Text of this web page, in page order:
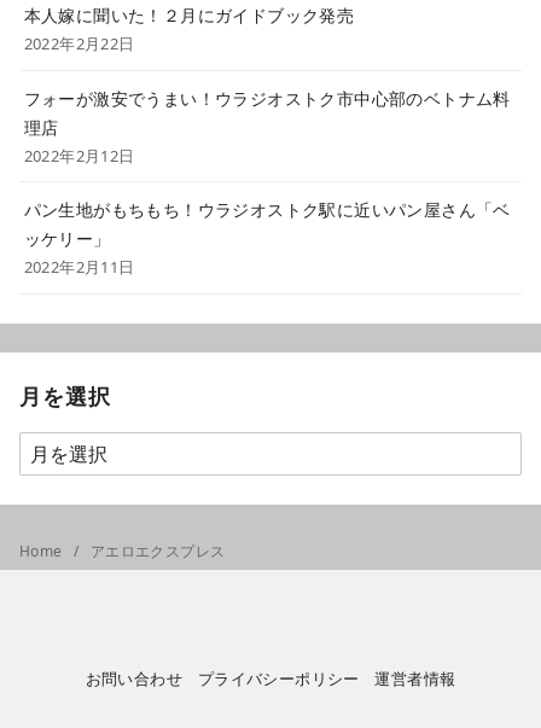
本人嫁に聞いた！２月にガイドブック発売
2022年2月22日
フォーが激安でうまい！ウラジオストク市中心部のベトナム料
理店
2022年2月12日
パン生地がもちもち！ウラジオストク駅に近いパン屋さん「ベ
ッケリー」
2022年2月11日
月を選択
Home アエロエクスプレス
お問い合わせ プライバシーポリシー 運営者情報